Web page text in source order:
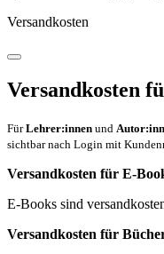
Versandkosten
Versandkosten
FürLehrer:innen und
sichtbar nach Login mit
Versandkosten für E-
E-Books sind
Versandkosten für